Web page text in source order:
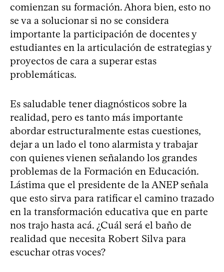
comienzan su formación. Ahora bien, esto no
se va a solucionar si no se considera
importante la participación de docentes y
estudiantes en la articulación de estrategias y
proyectos de cara a superar estas
problemáticas.
Es saludable tener diagnósticos sobre la
realidad, pero es tanto más importante
abordar estructuralmente estas cuestiones,
dejar a un lado el tono alarmista y trabajar
con quienes vienen señalando los grandes
problemas de la Formación en Educación.
Lástima que el presidente de la ANEP señala
que esto sirva para ratificar el camino trazado
en la transformación educativa que en parte
nos trajo hasta acá. ¿Cuál será el baño de
realidad que necesita Robert Silva para
escuchar otras voces?